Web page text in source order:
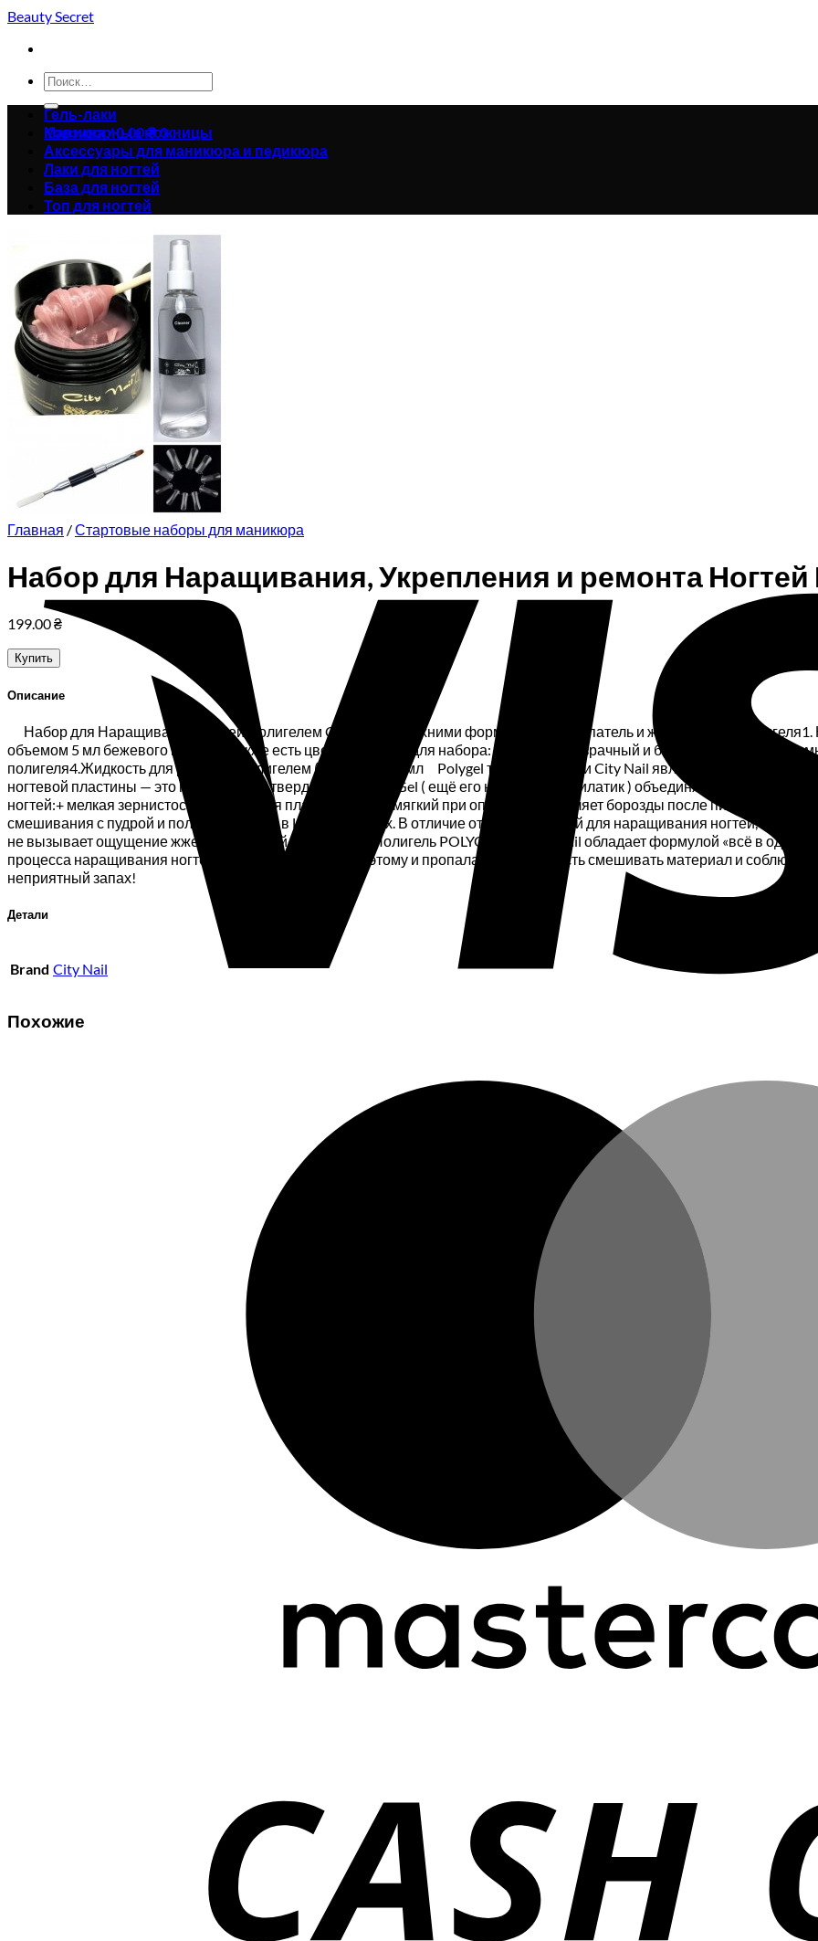
Skip
content
Beauty Secret
Искать:
Корзина /0.00₴0
Корзина пуста.
Вернуться в магазин
0
Корзина
Вернуться в магазин
Гель-лаки
Маникюрные ножницы
Аксессуары для маникюра и педикюра
Лаки для ногтей
База для ногтей
Топ для ногтей
Главная /Стартовые наборы для маникюра
Набор для Наращивания, Укрепления и ремонта
199.00₴
Купить
Описание
Набор для Наращивания Ногтей Полигелем City Nail, с верхними формами, кисть-шпатель и жидкость для
объемом 5 мл бежевого цвета, (а также есть цвета на выбор для набора: розовый, прозрачный и белый)2. Верхние
полигеля4.Жидкость для работы с полигелем (клинсер) 100мл Polygel торговой марки City Nail является материалом
ногтевой пластины — это не акрил и не твердый гель, Poly Gel ( ещё его называют Акрилатик ) объединяет в себе
ногтей:+ мелкая зернистость, + отличная пластичность, + мягкий при опиле, не оставляет борозды после пилки В
смешивания с пудрой и полимеризуется в LED аппаратах. В отличие от твердых гелей для наращивания ногтей,
не вызывает ощущение жжения ногтевой пластины. Полигель POLYGEL ТМ City Nail обладает формулой «всё в
процесса наращивания ногтей исключен мономер, поэтому и пропала необходимость смешивать материал и
неприятный запах!
Детали
Brand City Nail
Похожие